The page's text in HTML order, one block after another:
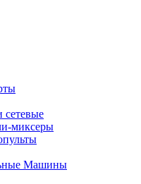
сетевые
миксеры
Машины